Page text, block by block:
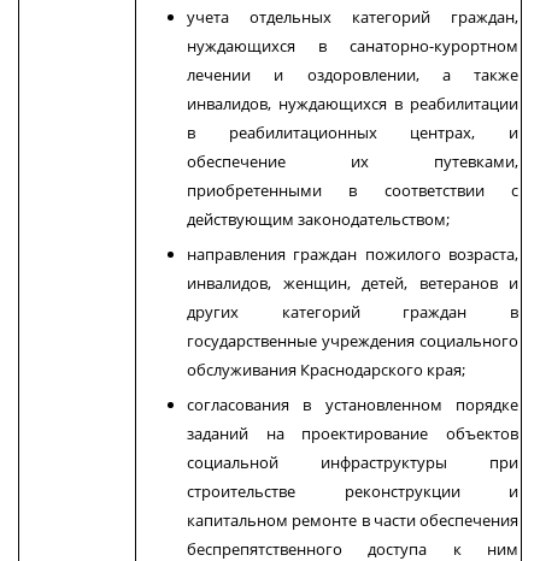
учета отдельных категорий граждан,
нуждающихся в санаторно-курортном
лечении и оздоровлении, а также
инвалидов, нуждающихся в реабилитации
в реабилитационных центрах, и
обеспечение их путевками,
приобретенными в соответствии с
действующим законодательством;
направления граждан пожилого возраста,
инвалидов, женщин, детей, ветеранов и
других категорий граждан в
государственные учреждения социального
обслуживания Краснодарского края;
согласования в установленном порядке
заданий на проектирование объектов
социальной инфраструктуры при
строительстве реконструкции и
капитальном ремонте в части обеспечения
беспрепятственного доступа к ним